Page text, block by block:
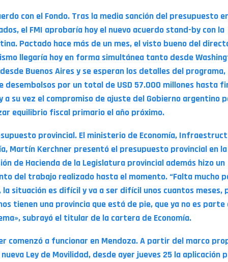
con el Fondo. Tras la media sanción del presupuesto
el FMI aprobaría hoy el nuevo acuerdo stand-by con la
Pactado hace más de un mes, el visto bueno del
llegaría hoy en forma simultánea tanto desde
Buenos Aires y se esperan los detalles del programa,
desembolsos por un total de USD 57.000 millones hasta
a su vez el compromiso de ajuste del Gobierno argentino
equilibrio fiscal primario el año próximo.
provincial. El ministerio de Economía,
Martín Kerchner presentó el presupuesto provincial en la
de Hacienda de la Legislatura provincial además hizo un
del trabajo realizado hasta el momento. “Falta mucho
la situación es difícil y va a ser difícil unos cuantos meses,
tienen una provincia que está de pie, que ya no es parte
subrayó el titular de la cartera de Economía.
comenzó a funcionar en Mendoza. A partir del marco
Ley de Movilidad, desde ayer jueves 25 la aplicación